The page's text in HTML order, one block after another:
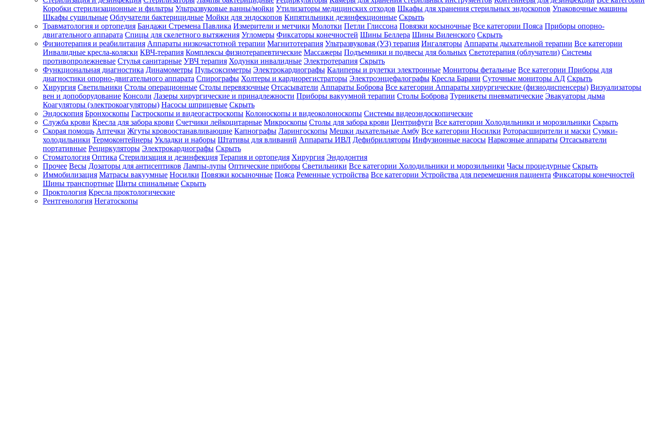
Зарегистрироваться
Зачем
регистрироваться?
Все
покупки
в
одном
месте
Личный
менеджер
Отслеживание
статуса
заказа
Коробки стерилизационные и фильтры Ультразвуковые ванны/мойки Утилизаторы медицинских отходов Шкафы для хранения стерильных эндоскопов Упаковочные машины
Шкафы сушильные Облучатели бактерицидные Мойки для эндоскопов Кипятильники дезинфекционные Скрыть
Травматология и ортопедия Бандажи Стремена Павлика Измерители и метчики Молотки Петли Глиссона Повязки косыночные Все категории Пояса Приборы опорно-
двигательного аппарата Спицы для скелетного вытяжения Угломеры Фиксаторы конечностей Шины Беллера Шины Виленского Скрыть
Физиотерапия и реабилитация Аппараты низкочастотной терапии Магнитотерапия Ультразвуковая (УЗ) терапия Ингаляторы Аппараты дыхательной терапии Все категории
Инвалидные кресла-коляски КВЧ-терапия Комплексы физиотерапевтические Массажеры Подъемники и подвесы для больных Светотерапия (облучатели) Системы
противопролежневые Стулья санитарные УВЧ терапия Ходунки инвалидные Электротерапия Скрыть
Функциональная диагностика Динамометры Пульсоксиметры Электрокардиографы Калиперы и рулетки электронные Мониторы фетальные Все категории Приборы для
диагностики опорно-двигательного аппарата Спирографы Холтеры и кардиорегистраторы Электроэнцефалографы Кресла Барани Суточные мониторы АД Скрыть
Хирургия Светильники Столы операционные Столы перевязочные Отсасыватели Аппараты Боброва Все категории Аппараты хирургические (физиодиспенсеры) Визуализаторы
вен и допоборудование Консоли Лазеры хирургические и принадлежности Приборы вакуумной терапии Столы Боброва Турникеты пневматические Эвакуаторы дыма
Коагуляторы (электрокоагуляторы) Насосы шприцевые Скрыть
Эндоскопия Бронхоскопы Гастроскопы и видеогастроскопы Колоноскопы и видеоколоноскопы Системы видеоэндоскопические
Служба крови Кресла для забора крови Счетчики лейкоцитарные Микроскопы Столы для забора крови Центрифуги Все категории Холодильники и морозильники Скрыть
Скорая помощь Аптечки Жгуты кровоостанавливающие Капнографы Ларингоскопы Мешки дыхательные Амбу Все категории Носилки Роторасширители и маски Сумки-
холодильники Термоконтейнеры Укладки и наборы Штативы для вливаний Аппараты ИВЛ Дефибрилляторы Инфузионные насосы Наркозные аппараты Отсасыватели
портативные Рециркуляторы Электрокардиографы Скрыть
Стоматология Оптика Стерилизация и дезинфекция Терапия и ортопедия Хирургия Эндодонтия
Прочее Весы Дозаторы для антисептиков Лампы-лупы Оптические приборы Светильники Все категории Холодильники и морозильники Часы процедурные Скрыть
Иммобилизация Матрасы вакуумные Носилки Повязки косыночные Пояса Ременные устройства Все категории Устройства для перемещения пациента Фиксаторы конечностей
Шины транспортные Щиты спинальные Скрыть
Проктология Кресла проктологические
Рентгенология Негатоскопы